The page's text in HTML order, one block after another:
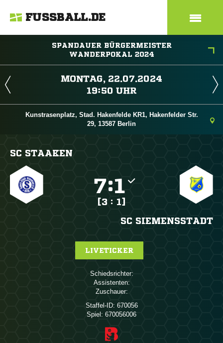
FUSSBALL.DE
SPANDAUER BÜRGERMEISTER
WANDERPOKAL 2024
 
 
Kunstrasenplatz, Stad. Hakenfelde KR1, Hakenfelder Str.
29, 13587 Berlin
SC STAAKEN
:
[3 : 1]
SC SIEMENSSTADT
LIVETICKER
Schiedsrichter:
Assistenten:
Zuschauer:
Staffel-ID: 670056
Spiel: 670056006